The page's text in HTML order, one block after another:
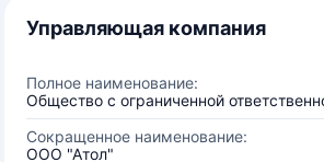
Управляющая компания
Полное наименование:
Общество с ограниченной
Сокращенное наименование:
ООО "Атол"